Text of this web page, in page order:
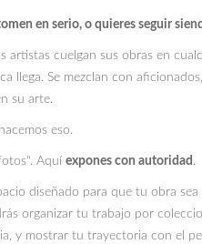
en serio, o quieres seguir
artistas cuelgan sus obras en
llega. Se mezclan con
su arte.
eso.
Aquí expones con autoridad .
diseñado para que tu obra
organizar tu trabajo por
y mostrar tu trayectoria con el